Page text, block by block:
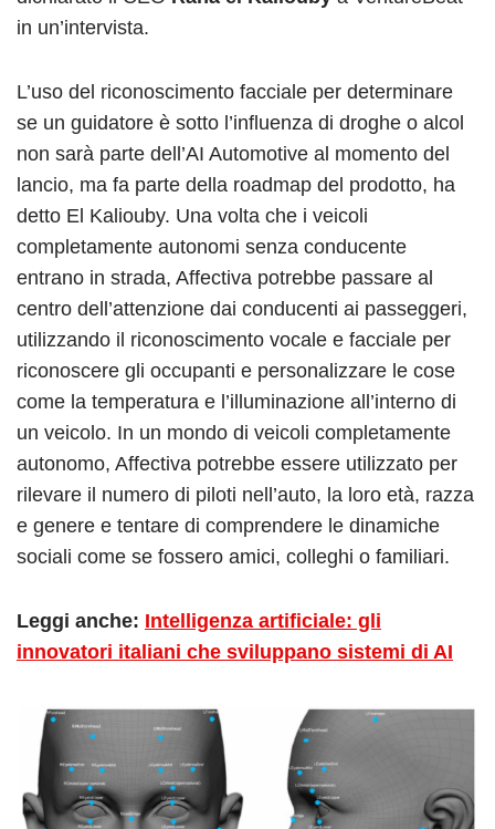
in un’intervista.
L’uso del riconoscimento facciale per determinare
se un guidatore è sotto l’influenza di droghe o alcol
non sarà parte dell’AI Automotive al momento del
lancio, ma fa parte della roadmap del prodotto, ha
detto El Kaliouby. Una volta che i veicoli
completamente autonomi senza conducente
entrano in strada, Affectiva potrebbe passare al
centro dell’attenzione dai conducenti ai passeggeri,
utilizzando il riconoscimento vocale e facciale per
riconoscere gli occupanti e personalizzare le cose
come la temperatura e l’illuminazione all’interno di
un veicolo. In un mondo di veicoli completamente
autonomo, Affectiva potrebbe essere utilizzato per
rilevare il numero di piloti nell’auto, la loro età, razza
e genere e tentare di comprendere le dinamiche
sociali come se fossero amici, colleghi o familiari.
Leggi anche: Intelligenza artificiale: gli
innovatori italiani che sviluppano sistemi di AI